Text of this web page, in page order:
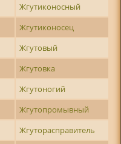
Жгутиконосный
Жгутиконосец
Жгутовый
Жгутовка
Жгутоногий
Жгутопромывный
Жгуторасправитель